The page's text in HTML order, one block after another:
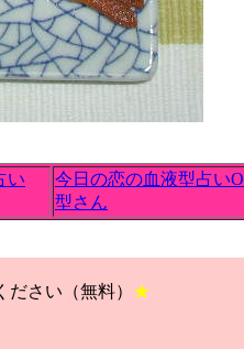
い
今日の恋の血液型占いO
型さん
さい（無料） ★